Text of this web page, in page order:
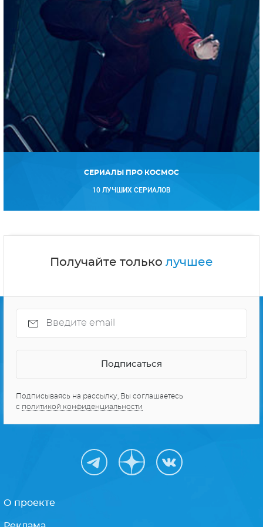
СЕРИАЛЫ ПРО КОСМОС
10 ЛУЧШИХ СЕРИАЛОВ
Получайте только лучшее
Подписываясь на рассылку, Вы соглашаетесь
с политикой конфиденциальности
О проекте